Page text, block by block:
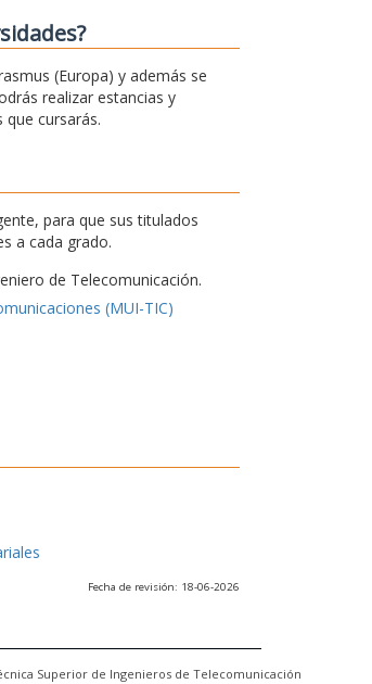
(Europa) y además se
realizar estancias y
cursarás.
para que sus titulados
a cada grado.
de Telecomunicación.
(MUI-TIC)
Fecha de revisión: 18-06-2026
Superior de Ingenieros de Telecomunicación